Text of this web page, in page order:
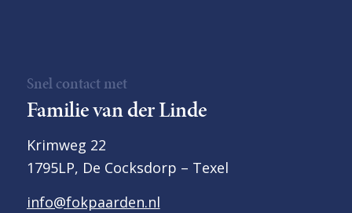
Snel contact met
Familie van der Linde
Krimweg 22
1795LP, De Cocksdorp – Texel
info@fokpaarden.nl